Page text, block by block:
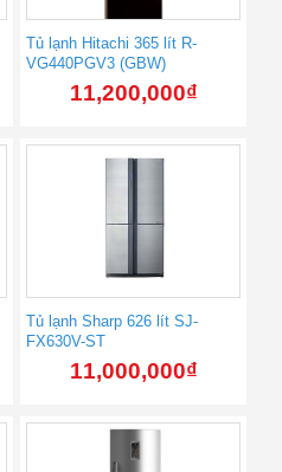
Tủ lạnh Hitachi 365 lít R-
VG440PGV3 (GBW)
11,200,000₫
Tủ lạnh Sharp 626 lít SJ-
FX630V-ST
11,000,000₫